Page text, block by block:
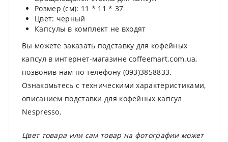
Розмер (см): 11 * 11 * 37
Цвет: черный
Капсулы в комплект не входят
Вы можете заказать подставку для кофейных
капсул в интернет-магазине coffeemart.com.ua,
позвонив нам по телефону (093)3858833.
Ознакомьтесь с техническими характеристиками,
описанием подставки для кофейных капсул
Nespresso.
Цвет товара или сам товар на фотографии может